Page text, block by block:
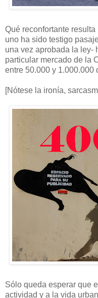
Qué reconfortante
uno ha sido testigo
una vez aprobada la ley-
particular mercado de la
entre 50.000 y 1.000.000
[Nótese la ironía,
Sólo queda esperar que
actividad y a la vida